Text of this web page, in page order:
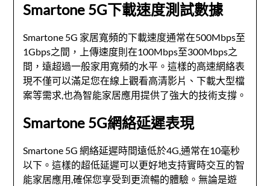
Smartone 5G下載速度測試數據
Smartone 5G 家居寬頻的下載速度通常在500Mbps至
1Gbps之間，上傳速度則在100Mbps至300Mbps之
間，遠超過一般家用寬頻的水平。這樣的高速網絡表
現不僅可以滿足您在線上觀看高清影片、下載大型檔
案等需求,也為智能家居應用提供了強大的技術支撐。
Smartone 5G網絡延遲表現
Smartone 5G 網絡延遲時間遠低於4G,通常在10毫秒
以下。這樣的超低延遲可以更好地支持實時交互的智
能家居應用,確保您享受到更流暢的體驗。無論是遊